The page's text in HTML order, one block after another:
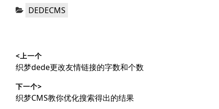
分
DEDECMS
章
导
航
<上一个
上
文
章：
织梦dede更改友情链接的字数和个数
下一个>
下
织梦CMS教你优化搜索得出的结果